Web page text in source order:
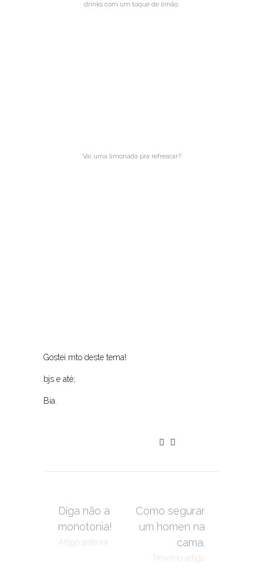
drinks com um toque de limão.
Vai uma limonada pra refrescar?
Gostei mto deste tema!
bjs e até;
Bia.
Diga não a
monotonia!
Artigo anterior
Como segurar
um homen na
cama.
Próximo artigo